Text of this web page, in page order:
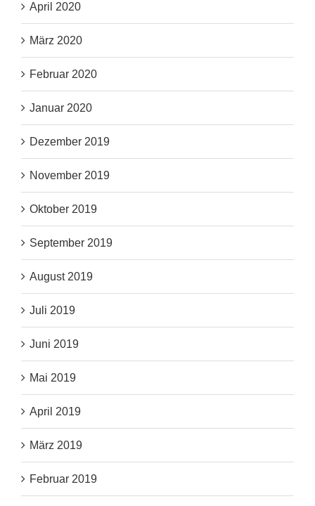
April 2020
März 2020
Februar 2020
Januar 2020
Dezember 2019
November 2019
Oktober 2019
September 2019
August 2019
Juli 2019
Juni 2019
Mai 2019
April 2019
März 2019
Februar 2019